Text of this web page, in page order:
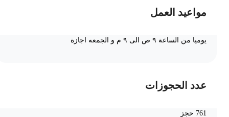
مواعيد العمل
يوميا من الساعة ٩ ص الى ٩ م و الجمعه اجازة
عدد الحجوزات